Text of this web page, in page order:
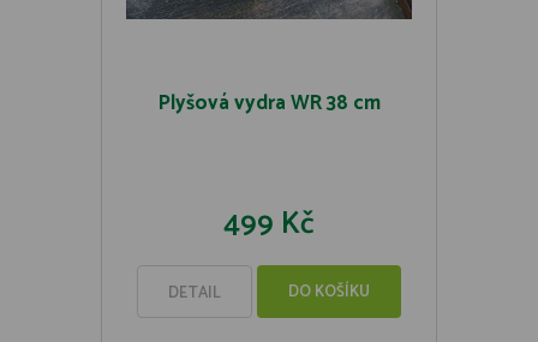
Plyšová vydra WR 38 cm
499 Kč
DETAIL DO KOŠÍKU